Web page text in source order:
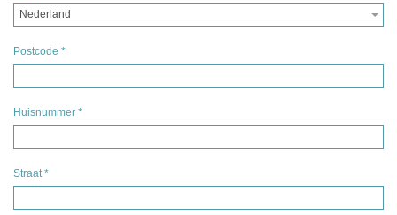
Nederland
Postcode *
Huisnummer *
Straat*